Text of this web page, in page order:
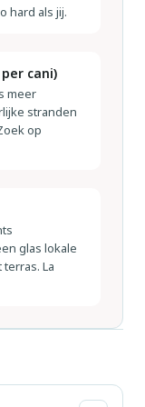
baby uitrusting
van
hard als jij.
cani)
meer
stranden
op
glas lokale
La